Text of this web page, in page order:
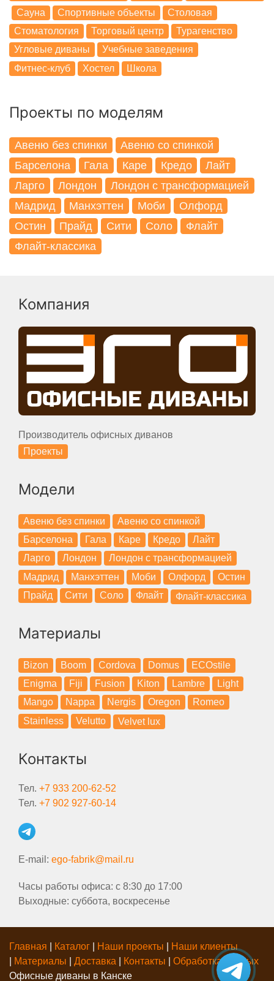
Сауна
Спортивные объекты
Столовая
Стоматология
Торговый центр
Турагенство
Угловые диваны
Учебные заведения
Фитнес-клуб
Хостел Школа
Проекты по моделям
Авеню без спинки
Авеню со спинкой
Барселона
Гала Каре Кредо
Лайт
Ларго
Лондон
Лондон с трансформацией
Мадрид
Манхэттен Моби
Олфорд
Остин
Прайд Сити Соло
Флайт
Флайт-классика
Компания
Производитель офисных диванов
Проекты
Модели
Авеню без спинки
Авеню со спинкой
Барселона
Гала Каре Кредо
Лайт
Ларго
Лондон
Лондон с трансформацией
Мадрид
Манхэттен Моби Олфорд
Остин
Прайд
Сити Соло Флайт Флайт-классика
Материалы
Bizon Boom Cordova Domus
ECOstile
Enigma
Fiji Fusion Kiton Lambre
Light
Mango
Nappa Nergis Oregon
Romeo
Stainless
Velutto Velvet lux
Контакты
Тел. +7 933 200-62-52
Тел. +7 902 927-60-14
E-mail: ego-fabrik@mail.ru
Часы работы офиса: с 8:30 до 17:00
Выходные: суббота, воскресенье
Главная Каталог Наши проекты
Наши клиенты
Материалы Доставка Контакты
Обработка данных
Офисные диваны в Канске